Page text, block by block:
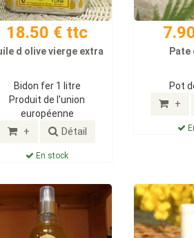
18.50 € ttc
d olive vierge extra
Bidon fer 1 litre
Produit de l'union
européenne
+ Détail
En stock
Pate
Pot
+